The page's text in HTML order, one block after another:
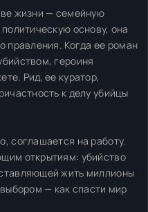
жизни — семейную
основу, она
правления. Когда ее роман
героиня
Рид, ее куратор,
к делу убийцы
соглашается на работу.
открытиям: убийство
жить миллионы
— как спасти мир